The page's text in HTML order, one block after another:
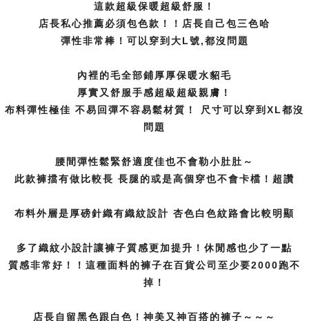
這款超級保暖超級舒服！
店長私心推薦必須包色款！！店長自己包三色哈
彈性非常棒！可以穿到大L號,都沒問題
內裡的毛全部鋪厚厚保暖水貂毛
厚實又舒服手感超級超級親膚！
布料彈性極佳 不易回彈不容易鬆材質！ 尺寸可以穿到XL都沒
問題
腰間彈性鬆緊舒適度佳也不會勒小肚肚～
此款褲擋有做比較長 長腿的或是高個穿也不會卡檔！超讚
布料外層是厚磅針織有織紋設計 杏色白色紋路會比較明顯
多了織紋小設計讓褲子質感更加提升！休閒感也少了一點
質感非常好！！這種面料的褲子在百貨公司至少要2000跑不
掉！
店長自留黑色跟白色！神美又神百搭的褲子～～～